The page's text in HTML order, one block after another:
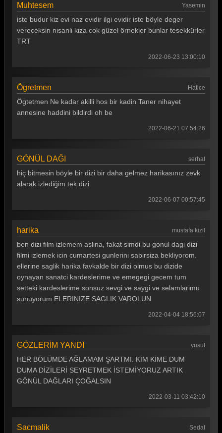
Muhtesem Yasemin
iste budur kiz evi naz evidir ilgi evidir iste böyle deger
vereceksin nisanli kiza cok güzel örnekler bunlar tesekkürler
TRT
2022-06-23 13:00:10
Ögretmen Hatice
Ögtetmen Ne kadar akilli hos bir kadin Taner nihayet
annesine haddini bildirdi oh be
2022-06-21 07:54:26
GÖNÜL DAĞI serhat
hiç bitmesin böyle bir dizi bir daha gelmez harikasınız zevk
alarak izlediğim tek dizi
2022-06-07 00:57:45
harika mustafa kizil
ben dizi film izlemem aslina, fakat simdi bu gonul dagi dizi
filmi izlemek icin cumartesi gunlerini sabirsiza bekliyorom.
ellerine saglik harika favkalde bir dizi olmus bu dizide
oynayan sanatci kardeslerime ve emegegi gecem tum
setteki kardeslerime sonsuz sevgi ve saygi ve selamlarimu
sunuyorum ELERINIZE SAGLIK VAROLUN
2022-04-04 18:56:07
GÖZLERİM YANDI yusuf
HER BÖLÜMDE AĞLAMAM ŞARTMI. KİM KİME DUM
DUMA DİZİLERİ SEYRETMEK İSTEMİYORUZ ARTIK
GÖNÜL DAĞLARI ÇOĞALSIN
2022-03-11 03:42:10
Sacmalik Sedat